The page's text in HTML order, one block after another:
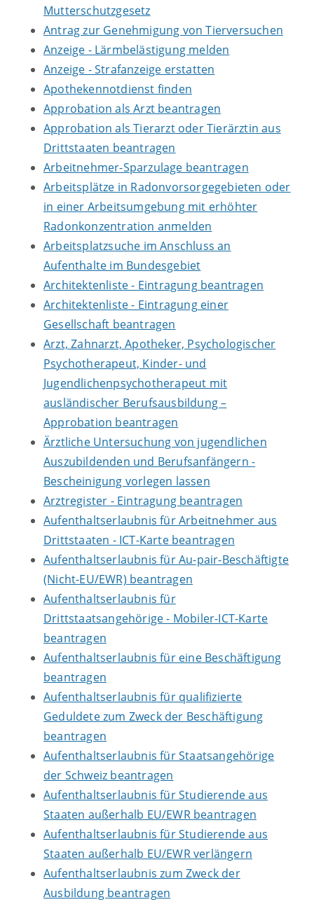
Mutterschutzgesetz
Antrag zur Genehmigung von Tierversuchen
Anzeige - Lärmbelästigung melden
Anzeige - Strafanzeige erstatten
Apothekennotdienst finden
Approbation als Arzt beantragen
Approbation als Tierarzt oder Tierärztin aus
Drittstaaten beantragen
Arbeitnehmer-Sparzulage beantragen
Arbeitsplätze in Radonvorsorgegebieten oder
in einer Arbeitsumgebung mit erhöhter
Radonkonzentration anmelden
Arbeitsplatzsuche im Anschluss an
Aufenthalte im Bundesgebiet
Architektenliste - Eintragung beantragen
Architektenliste - Eintragung einer
Gesellschaft beantragen
Arzt, Zahnarzt, Apotheker, Psychologischer
Psychotherapeut, Kinder- und
Jugendlichenpsychotherapeut mit
ausländischer Berufsausbildung –
Approbation beantragen
Ärztliche Untersuchung von jugendlichen
Auszubildenden und Berufsanfängern -
Bescheinigung vorlegen lassen
Arztregister - Eintragung beantragen
Aufenthaltserlaubnis für Arbeitnehmer aus
Drittstaaten - ICT-Karte beantragen
Aufenthaltserlaubnis für Au-pair-Beschäftigte
(Nicht-EU/EWR) beantragen
Aufenthaltserlaubnis für
Drittstaatsangehörige - Mobiler-ICT-Karte
beantragen
Aufenthaltserlaubnis für eine Beschäftigung
beantragen
Aufenthaltserlaubnis für qualifizierte
Geduldete zum Zweck der Beschäftigung
beantragen
Aufenthaltserlaubnis für Staatsangehörige
der Schweiz beantragen
Aufenthaltserlaubnis für Studierende aus
Staaten außerhalb EU/EWR beantragen
Aufenthaltserlaubnis für Studierende aus
Staaten außerhalb EU/EWR verlängern
Aufenthaltserlaubnis zum Zweck der
Ausbildung beantragen